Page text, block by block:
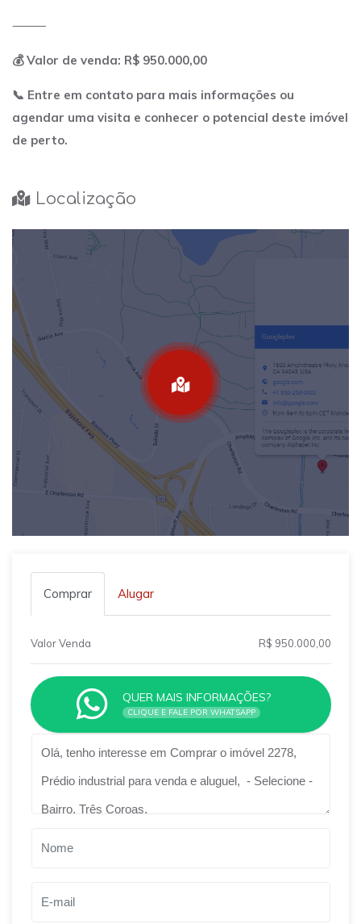
⸻
💰 Valor de venda: R$ 950.000,00
📞 Entre em contato para mais informações ou
agendar uma visita e conhecer o potencial deste imóvel
de perto.
Localização
Comprar Alugar
Valor Venda R$ 950.000,00
QUER MAIS INFORMAÇÕES?
CLIQUE E FALE POR WHATSAPP